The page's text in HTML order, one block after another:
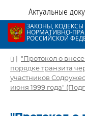
Актуальные
ЗАКОНЫ, КОДЕКСЫ
НОРМАТИВНО-
РОССИЙСКОЙ
| "Протокол о
порядке транзита
участников
июня 1999 года"